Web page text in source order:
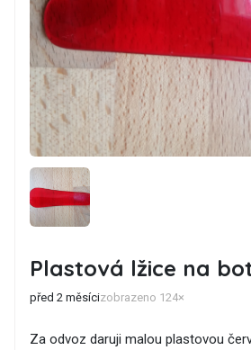
Plastová lžice na
před 2 měsícizobrazeno 124×
Za odvoz daruji malou plastovou